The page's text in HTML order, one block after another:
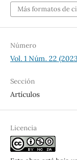
Más formatos de
Número
Vol. 1 Núm. 22
Sección
Artículos
Licencia